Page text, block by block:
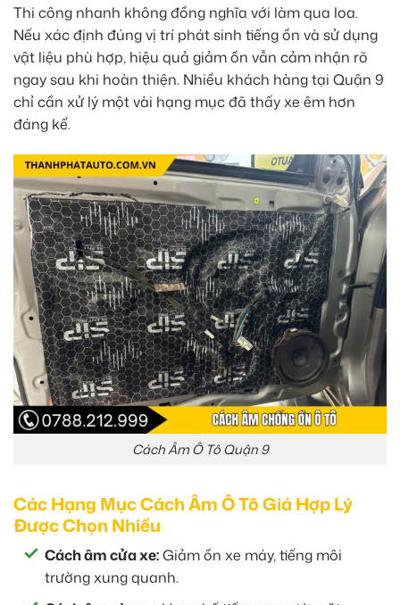
Thi công nhanh không đồng nghĩa với làm qua loa.
Nếu xác định đúng vị trí phát sinh tiếng ồn và sử dụng
vật liệu phù hợp, hiệu quả giảm ồn vẫn cảm nhận rõ
ngay sau khi hoàn thiện. Nhiều khách hàng tại Quận 9
chỉ cần xử lý một vài hạng mục đã thấy xe êm hơn
đáng kể.
Cách Âm Ô Tô Quận 9
Các Hạng Mục Cách Âm Ô Tô Giá Hợp Lý
Được Chọn Nhiều
Cách âm cửa xe:Giảm ồn xe máy, tiếng môi
trường xung quanh.